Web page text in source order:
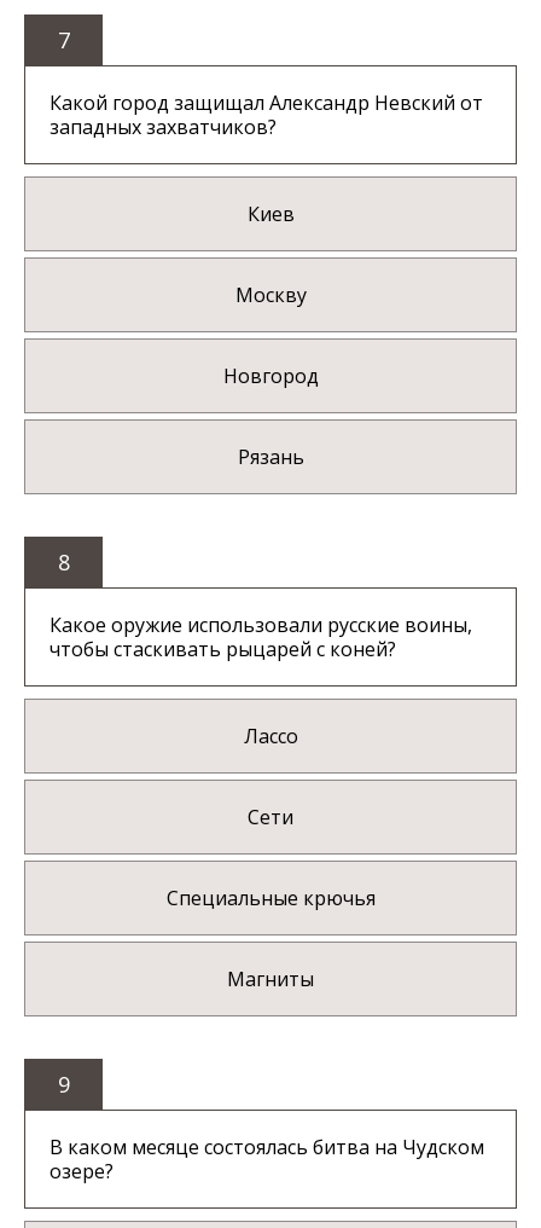
7
Какой город защищал Александр Невский от
западных захватчиков?
Киев
Москву
Новгород
Рязань
8
Какое оружие использовали русские воины,
чтобы стаскивать рыцарей с коней?
Лассо
Сети
Специальные крючья
Магниты
9
В каком месяце состоялась битва на Чудском
озере?